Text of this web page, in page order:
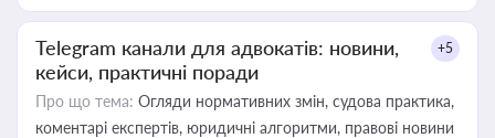
Telegram канали для адвокатів: новини,
кейси, практичні поради
+5
Про що тема: Огляди нормативних змін, судова практика,
коментарі експертів, юридичні алгоритми, правові новини